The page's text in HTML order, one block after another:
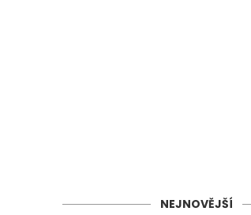
NEJNOVĚJŠÍ